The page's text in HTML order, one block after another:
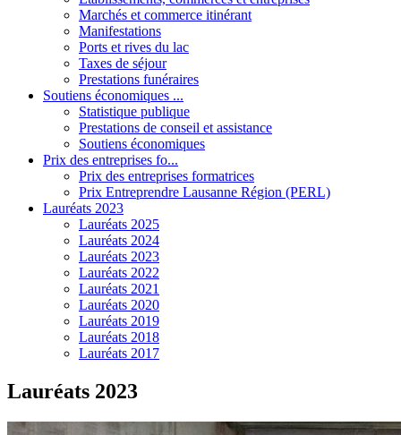
Marchés et commerce itinérant
Manifestations
Ports et rives du lac
Taxes de séjour
Prestations funéraires
Soutiens économiques ...
Statistique publique
Prestations de conseil et assistance
Soutiens économiques
Prix des entreprises fo...
Prix des entreprises formatrices
Prix Entreprendre Lausanne Région (PERL)
Lauréats 2023
Lauréats 2025
Lauréats 2024
Lauréats 2023
Lauréats 2022
Lauréats 2021
Lauréats 2020
Lauréats 2019
Lauréats 2018
Lauréats 2017
Lauréats 2023